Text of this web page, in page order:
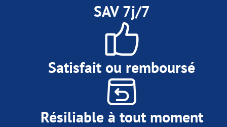
SAV 7j/7
Satisfait ou remboursé
Résiliable à tout moment